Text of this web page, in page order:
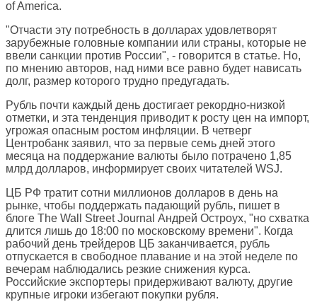
of America.
"Отчасти эту потребность в долларах удовлетворят
зарубежные головные компании или страны, которые не
ввели санкции против России", - говорится в статье. Но,
по мнению авторов, над ними все равно будет нависать
долг, размер которого трудно предугадать.
Рубль почти каждый день достигает рекордно-низкой
отметки, и эта тенденция приводит к росту цен на импорт,
угрожая опасным ростом инфляции. В четверг
Центробанк заявил, что за первые семь дней этого
месяца на поддержание валюты было потрачено 1,85
млрд долларов, информирует своих читателей WSJ.
ЦБ РФ тратит сотни миллионов долларов в день на
рынке, чтобы поддержать падающий рубль, пишет в
блоге The Wall Street Journal Андрей Остроух, "но схватка
длится лишь до 18:00 по московскому времени". Когда
рабочий день трейдеров ЦБ заканчивается, рубль
отпускается в свободное плавание и на этой неделе по
вечерам наблюдались резкие снижения курса.
Российские экспортеры придерживают валюту, другие
крупные игроки избегают покупки рубля.